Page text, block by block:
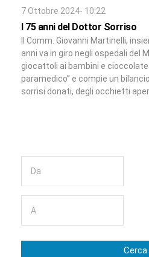
7 Ottobre 2024- 10:22
I 75 anni del Dottor Sorriso
Il Comm. Giovanni Martinelli,
anni va in giro negli ospedali del
giocattoli ai bambini e
paramedico” e compie un
sorrisi donati, degli occhietti
Cerca